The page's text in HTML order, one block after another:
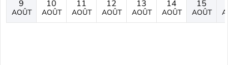
9
AOÛT
10
AOÛT
11
AOÛT
12
AOÛT
13
AOÛT
14
AOÛT
15
AOÛT